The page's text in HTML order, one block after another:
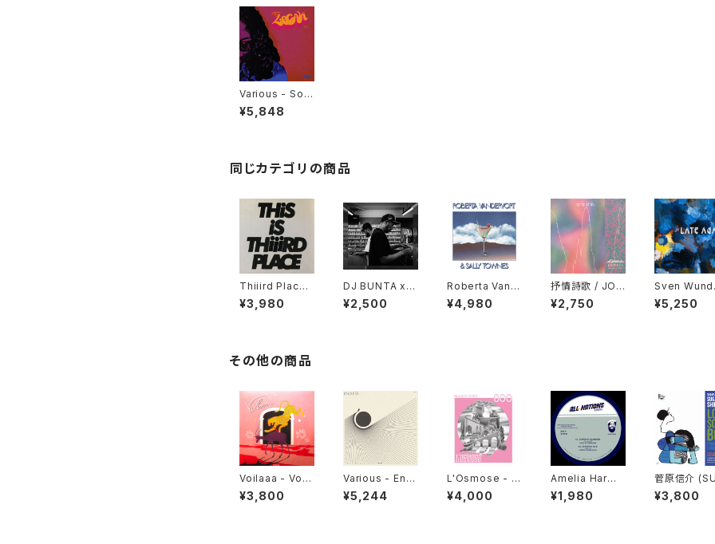
Various - Sou
nds Of Lecak
Vol.1 "2LP"
¥5,848
同じカテゴリの商品
Thiiird Place -
This is Thiiird
Place "LP"
¥3,980
DJ BUNTA x D
USTY HUSKY
- 47 CAMPiN
¥2,500
Roberta Vand
ervort & Sally
Townes "LP"
¥4,980
抒情詩歌 / JOJ
ŌSHĪKA "CD"
¥2,750
Sven
- Late Again
"LP"
¥5,250
その他の商品
Voilaaa - Voici
ii "2LP"
¥3,800
Various - Endl
ess (Universa
l Cosmic Sou
¥5,244
L'Osmose - M
aggiore 800
"LP"
¥4,000
Amelia Harmo
ny, Ramon Ju
dah, Jah 93, S
¥1,980
菅原信介
APLUE
CT) - LONES
¥3,800